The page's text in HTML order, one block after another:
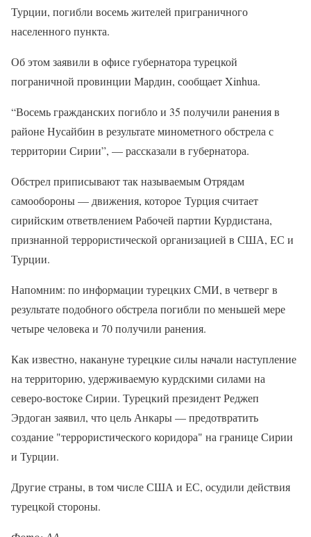
Турции, погибли восемь жителей приграничного
населенного пункта.
Об этом заявили в офисе губернатора турецкой
пограничной провинции Мардин, сообщает Xinhua.
“Восемь гражданских погибло и 35 получили ранения в
районе Нусайбин в результате минометного обстрела с
территории Сирии”, — рассказали в губернатора.
Обстрел приписывают так называемым Отрядам
самообороны — движения, которое Турция считает
сирийским ответвлением Рабочей партии Курдистана,
признанной террористической организацией в США, ЕС и
Турции.
Напомним: по информации турецких СМИ, в четверг в
результате подобного обстрела погибли по меньшей мере
четыре человека и 70 получили ранения.
Как известно, накануне турецкие силы начали наступление
на территорию, удерживаемую курдскими силами на
северо-востоке Сирии. Турецкий президент Реджеп
Эрдоган заявил, что цель Анкары — предотвратить
создание "террористического коридора" на границе Сирии
и Турции.
Другие страны, в том числе США и ЕС, осудили действия
турецкой стороны.